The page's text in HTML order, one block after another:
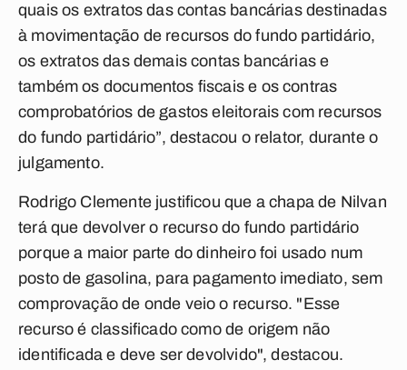
quais os extratos das contas bancárias destinadas
à movimentação de recursos do fundo partidário,
os extratos das demais contas bancárias e
também os documentos fiscais e os contras
comprobatórios de gastos eleitorais com recursos
do fundo partidário”, destacou o relator, durante o
julgamento.
Rodrigo Clemente justificou que a chapa de Nilvan
terá que devolver o recurso do fundo partidário
porque a maior parte do dinheiro foi usado num
posto de gasolina, para pagamento imediato, sem
comprovação de onde veio o recurso. "Esse
recurso é classificado como de origem não
identificada e deve ser devolvido", destacou.